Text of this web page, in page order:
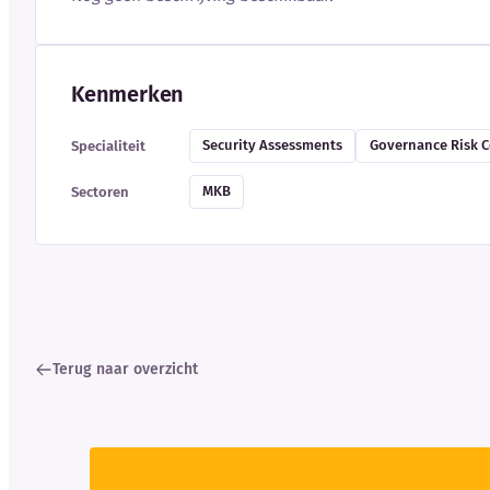
Kenmerken
Specialiteit Security Assessments Governance Risk
Sectoren MKB
Terug naar overzicht